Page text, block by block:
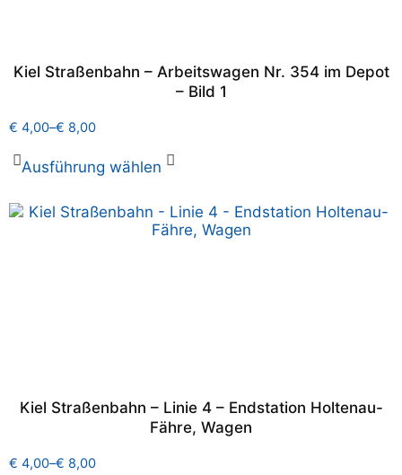
Kiel Straßenbahn – Arbeitswagen Nr. 354 im Depot
– Bild 1
€ 4,00–€ 8,00
Ausführung wählen
Kiel Straßenbahn – Linie 4 – Endstation Holtenau-
Fähre, Wagen
€ 4,00–€ 8,00